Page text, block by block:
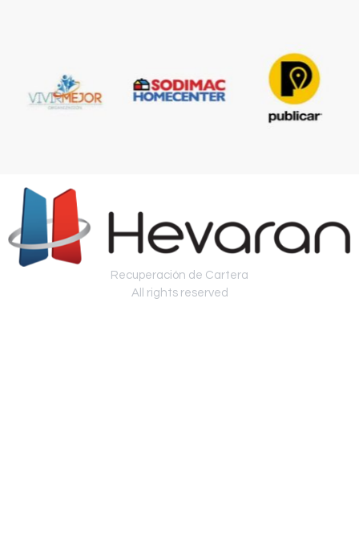
Recuperación de Cartera
All rights reserved